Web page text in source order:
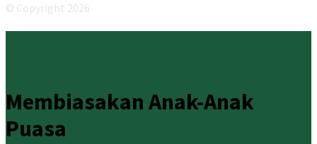
© Copyright 2026
Membiasakan Anak-Anak
Puasa